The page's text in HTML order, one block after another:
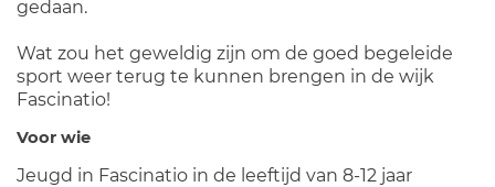
gedaan.
Wat zou het geweldig zijn om de goed begeleide
sport weer terug te kunnen brengen in de wijk
Fascinatio!
Voor wie
Jeugd in Fascinatio in de leeftijd van 8-12 jaar